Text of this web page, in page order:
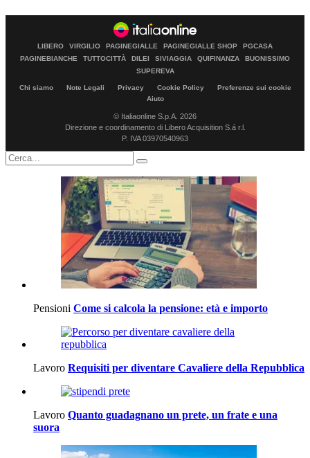
LIBERO VIRGILIO PAGINEGIALLE PAGINEGIALLE SHOP
PGCASA
PAGINEBIANCHE
TUTTOCITTÀ DILEI SIVIAGGIA QUIFINANZA
BUONISSIMO
SUPEREVA
Chi siamo Note Legali Privacy Cookie Policy
Preferenze sui cookie
Aiuto
© Italiaonline S.p.A. 2026
Direzione e coordinamento di Libero Acquisition S.á r.l.
P. IVA 03970540963
Pensioni Come si calcola la pensione: età e importo
Lavoro Requisiti per diventare Cavaliere della Repubblica
Lavoro Quanto guadagnano un prete, un frate e una
suora